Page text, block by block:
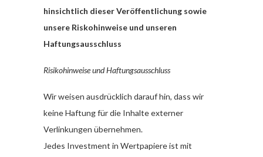
hinsichtlich dieser Veröffentlichung sowie
unsere Riskohinweise und unseren
Haftungsausschluss
Risikohinweise und Haftungsausschluss
Wir weisen ausdrücklich darauf hin, dass wir
keine Haftung für die Inhalte externer
Verlinkungen übernehmen.
Jedes Investment in Wertpapiere ist mit